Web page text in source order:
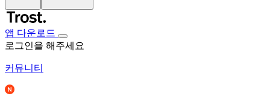
앱 다운로드
로그인을 해주세요
커뮤니티